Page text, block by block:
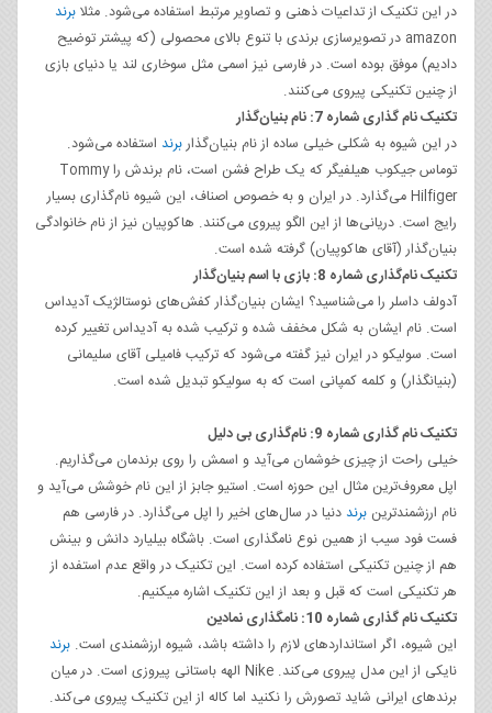
در این تکنیک از تداعیات ذهنی و تصاویر مرتبط استفاده می‌شود. مثلابرند
amazon در تصویرسازی برندی با تنوع بالای محصولی (که پیشتر توضیح
دادیم) موفق بوده است. در فارسی نیز اسمی مثل سوخاری لند یا دنیای بازی
از چنین تکنیکی پیروی می‌کنند.
تکنیک نام گذاری شماره 7: نام بنیان‌گذار
در این شیوه به شکلی خیلی ساده از نام بنیان‌گذاربرند استفاده می‌شود.
توماس جیکوب هیلفیگر که یک طراح فشن است، نام برندش را Tommy
Hilfiger می‌گذارد. در ایران و به خصوص اصناف، این شیوه نام‌گذاری بسیار
رایج است. دریانی‌ها از این الگو پیروی می‌کنند. هاکوپیان نیز از نام خانوادگی
بنیان‌گذار (آقای هاکوپیان) گرفته شده است.
تکنیک نام‌گذاری شماره 8: بازی با اسم بنیان‌گذار
آدولف داسلر را می‌شناسید؟ ایشان بنیان‌گذار کفش‌های نوستالژیک آدیداس
است. نام ایشان به شکل مخفف شده و ترکیب شده به آدیداس تغییر کرده
است. سولیکو در ایران نیز گفته می‌شود که ترکیب فامیلی آقای سلیمانی
(بنیانگذار) و کلمه کمپانی است که به سولیکو تبدیل شده است.
تکنیک نام گذاری شماره 9: نام‌گذاری بی دلیل
خیلی راحت از چیزی خوشمان می‌آید و اسمش را روی برندمان می‌گذاریم.
اپل معروف‌ترین مثال این حوزه است. استیو جابز از این نام خوشش می‌آید و
نام ارزشمندترین برند دنیا در سال‌های اخیر را اپل می‌گذارد. در فارسی هم
فست فود سیب از همین نوع نامگذاری است. باشگاه بیلیارد دانش و بینش
هم از چنین تکنیکی استفاده کرده است. این تکنیک در واقع عدم استفده از
هر تکنیکی است که قبل و بعد از این تکنیک اشاره می‎کنیم.
تکنیک نام گذاری شماره 10: نامگذاری نمادین
این شیوه، اگر استانداردهای لازم را داشته باشد، شیوه ارزشمندی است. برند
نایکی از این مدل پیروی می‌کند. Nike الهه باستانی پیروزی است. در میان
برندهای ایرانی شاید تصورش را نکنید اما کاله از این تکنیک پیروی می‌کند.